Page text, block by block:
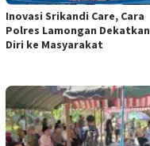
Inovasi Srikandi Care, Cara
Polres Lamongan Dekatkan
Diri ke Masyarakat